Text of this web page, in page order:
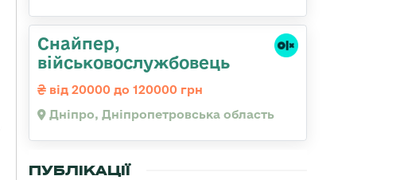
Снайпер,
військовослужбовець
від 20000 до 120000 грн
Дніпро, Дніпропетровська область
ПУБЛІКАЦІЇ